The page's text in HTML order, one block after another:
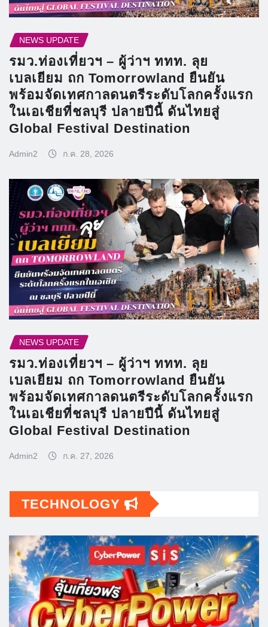
NEWS UPDATE
รมว.ท่องเที่ยวฯ – ผู้ว่าฯ ททท. ลุย
เบลเยียม ถก Tomorrowland ยืนยัน
พร้อมจัดเทศกาลดนตรีระดับโลกครั้งแรก
ในเอเชียที่ชลบุรี ปลายปีนี้ ดันไทยสู่
Global Festival Destination
Admin2 ก.ค. 28, 2026
NEWS UPDATE
รมว.ท่องเที่ยวฯ – ผู้ว่าฯ ททท. ลุย
เบลเยียม ถก Tomorrowland ยืนยัน
พร้อมจัดเทศกาลดนตรีระดับโลกครั้งแรก
ในเอเชียที่ชลบุรี ปลายปีนี้ ดันไทยสู่
Global Festival Destination
Admin2 ก.ค. 27, 2026
TECHNOLOGY